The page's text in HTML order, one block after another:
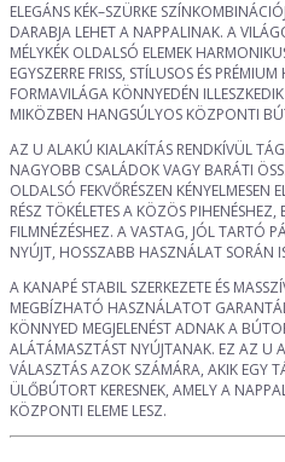
ELEGÁNS KÉK–SZÜRKE
DARABJA LEHET A NAPPALINAK. A
MÉLYKÉK OLDALSÓ ELEMEK
EGYSZERRE FRISS, STÍLUSOS ÉS
FORMAVILÁGA KÖNNYEDÉN
MIKÖZBEN HANGSÚLYOS KÖZPONTI
AZ U ALAKÚ KIALAKÍTÁS RENDKÍVÜL
NAGYOBB CSALÁDOK VAGY BARÁTI
OLDALSÓ FEKVŐRÉSZEN
RÉSZ TÖKÉLETES A KÖZÖS PIHENÉSHEZ,
FILMNÉZÉSHEZ. A VASTAG, JÓL TARTÓ
NYÚJT, HOSSZABB HASZNÁLAT SORÁN
A KANAPÉ STABIL SZERKEZETE ÉS
MEGBÍZHATÓ HASZNÁLATOT
KÖNNYED MEGJELENÉST ADNAK A
ALÁTÁMASZTÁST NYÚJTANAK. EZ AZ U
VÁLASZTÁS AZOK SZÁMÁRA, AKIK EGY
ÜLŐBÚTORT KERESNEK, AMELY A
KÖZPONTI ELEME LESZ.